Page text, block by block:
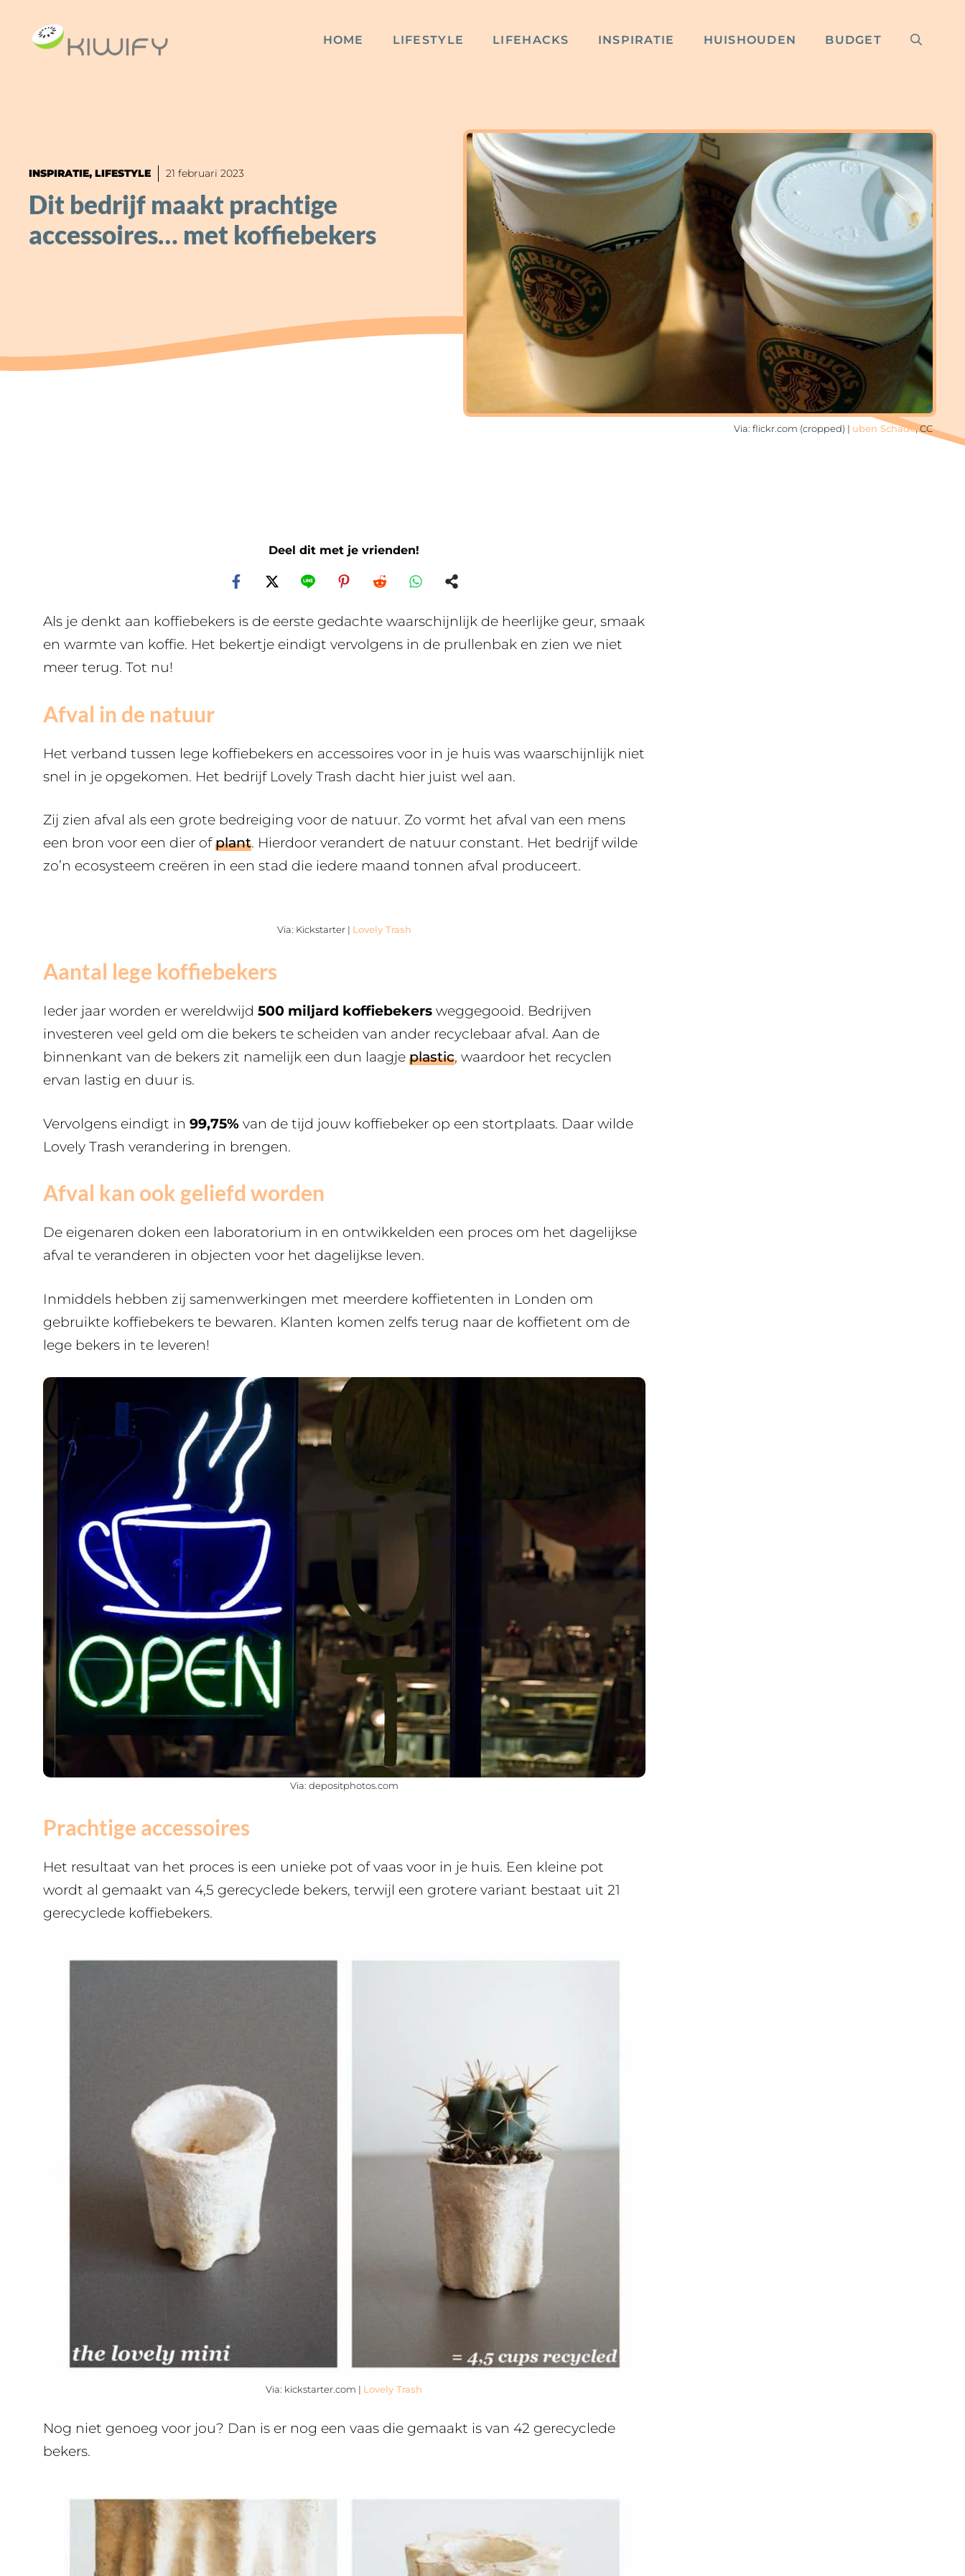
HOME LIFESTYLE LIFEHACKS INSPIRATIE HUISHOUDEN BUDGET
INSPIRATIE, LIFESTYLE 21 februari 2023
Dit bedrijf maakt prachtige
accessoires… met koffiebekers
Via: flickr.com (cropped) | uben Schade, CC
Deel dit met je vrienden!
Als je denkt aan koffiebekers is de eerste gedachte waarschijnlijk de heerlijke geur, smaak
en warmte van koffie. Het bekertje eindigt vervolgens in de prullenbak en zien we niet
meer terug. Tot nu!
Afval in de natuur
Het verband tussen lege koffiebekers en accessoires voor in je huis was waarschijnlijk niet
snel in je opgekomen. Het bedrijf Lovely Trash dacht hier juist wel aan.
Zij zien afval als een grote bedreiging voor de natuur. Zo vormt het afval van een mens
een bron voor een dier ofplant. Hierdoor verandert de natuur constant. Het bedrijf wilde
zo’n ecosysteem creëren in een stad die iedere maand tonnen afval produceert.
Via: Kickstarter | Lovely Trash
Aantal lege koffiebekers
Ieder jaar worden er wereldwijd 500 miljard koffiebekers weggegooid. Bedrijven
investeren veel geld om die bekers te scheiden van ander recyclebaar afval. Aan de
binnenkant van de bekers zit namelijk een dun laagje plastic, waardoor het recyclen
ervan lastig en duur is.
Vervolgens eindigt in 99,75% van de tijd jouw koffiebeker op een stortplaats. Daar wilde
Lovely Trash verandering in brengen.
Afval kan ook geliefd worden
De eigenaren doken een laboratorium in en ontwikkelden een proces om het dagelijkse
afval te veranderen in objecten voor het dagelijkse leven.
Inmiddels hebben zij samenwerkingen met meerdere koffietenten in Londen om
gebruikte koffiebekers te bewaren. Klanten komen zelfs terug naar de koffietent om de
lege bekers in te leveren!
Via: depositphotos.com
Prachtige accessoires
Het resultaat van het proces is een unieke pot of vaas voor in je huis. Een kleine pot
wordt al gemaakt van 4,5 gerecyclede bekers, terwijl een grotere variant bestaat uit 21
gerecyclede koffiebekers.
Via: kickstarter.com | Lovely Trash
Nog niet genoeg voor jou? Dan is er nog een vaas die gemaakt is van 42 gerecyclede
bekers.